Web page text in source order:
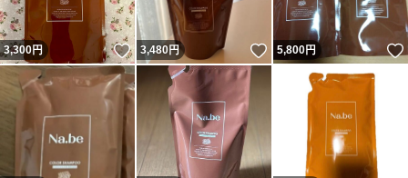
3,300円 いいね！
3,480円 いいね！
5,800円